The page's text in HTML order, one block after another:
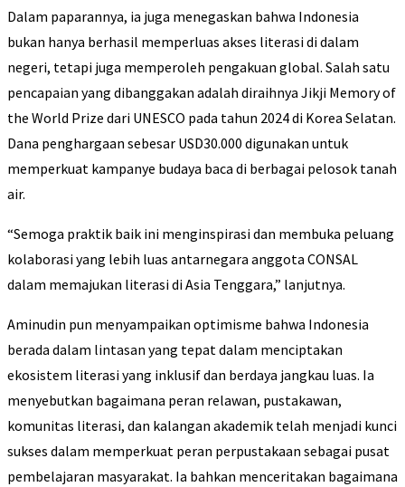
Dalam paparannya, ia juga menegaskan bahwa Indonesia
bukan hanya berhasil memperluas akses literasi di dalam
negeri, tetapi juga memperoleh pengakuan global. Salah satu
pencapaian yang dibanggakan adalah diraihnya Jikji Memory of
the World Prize dari UNESCO pada tahun 2024 di Korea Selatan.
Dana penghargaan sebesar USD30.000 digunakan untuk
memperkuat kampanye budaya baca di berbagai pelosok tanah
air.
“Semoga praktik baik ini menginspirasi dan membuka peluang
kolaborasi yang lebih luas antarnegara anggota CONSAL
dalam memajukan literasi di Asia Tenggara,” lanjutnya.
Aminudin pun menyampaikan optimisme bahwa Indonesia
berada dalam lintasan yang tepat dalam menciptakan
ekosistem literasi yang inklusif dan berdaya jangkau luas. Ia
menyebutkan bagaimana peran relawan, pustakawan,
komunitas literasi, dan kalangan akademik telah menjadi kunci
sukses dalam memperkuat peran perpustakaan sebagai pusat
pembelajaran masyarakat. Ia bahkan menceritakan bagaimana